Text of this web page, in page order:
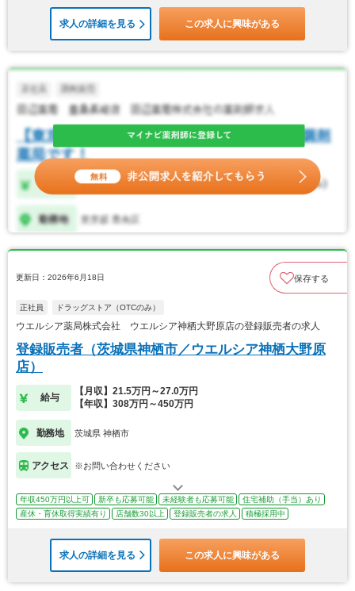
求人の詳細を見る この求人に興味がある
更新日：2026年6月18日 保存する
正社員 ドラッグストア（OTCのみ）
ウエルシア薬局株式会社 ウエルシア神栖大野原店の登録販売者の求人
登録販売者（茨城県神栖市／ウエルシア神栖大野原
店）
給与
【月収】21.5万円～27.0万円
【年収】308万円～450万円
勤務地 茨城県 神栖市
アクセス ※お問い合わせください
年収450万円以上可 新卒も応募可能 未経験者も応募可能
住宅補助（手当）あり
産休・育休取得実績有り
店舗数30以上 登録販売者の求人 積極採用中
求人の詳細を見る この求人に興味がある